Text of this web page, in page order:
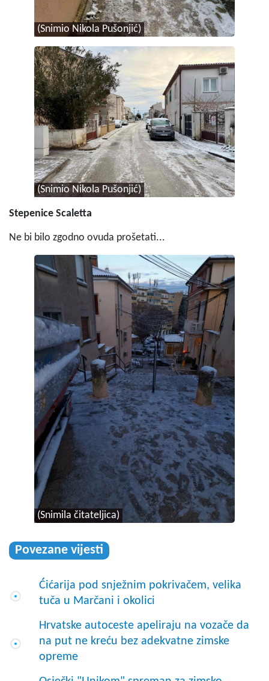
(Snimio Nikola Pušonjić)
(Snimio Nikola Pušonjić)
Stepenice Scaletta
Ne bi bilo zgodno ovuda prošetati...
(Snimila čitateljica)
Povezane vijesti
Ćićarija pod snježnim pokrivačem, velika
tuča u Marčani i okolici
Hrvatske autoceste apeliraju na vozače da
na put ne kreću bez adekvatne zimske
opreme